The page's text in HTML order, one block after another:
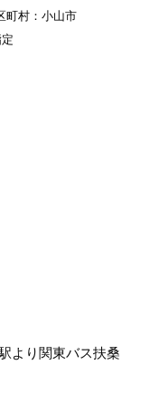
町村：小山市
より関東バス扶桑